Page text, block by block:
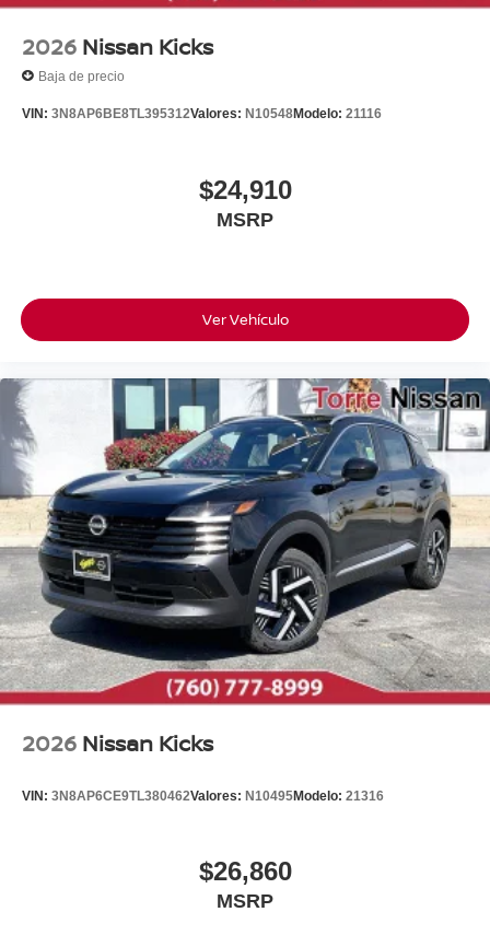
2026 Nissan Kicks
Baja de precio
VIN: 3N8AP6BE8TL395312Valores: N10548Modelo: 21116
$24,910
MSRP
Ver Vehículo
2026 Nissan Kicks
VIN: 3N8AP6CE9TL380462Valores: N10495Modelo: 21316
$26,860
MSRP